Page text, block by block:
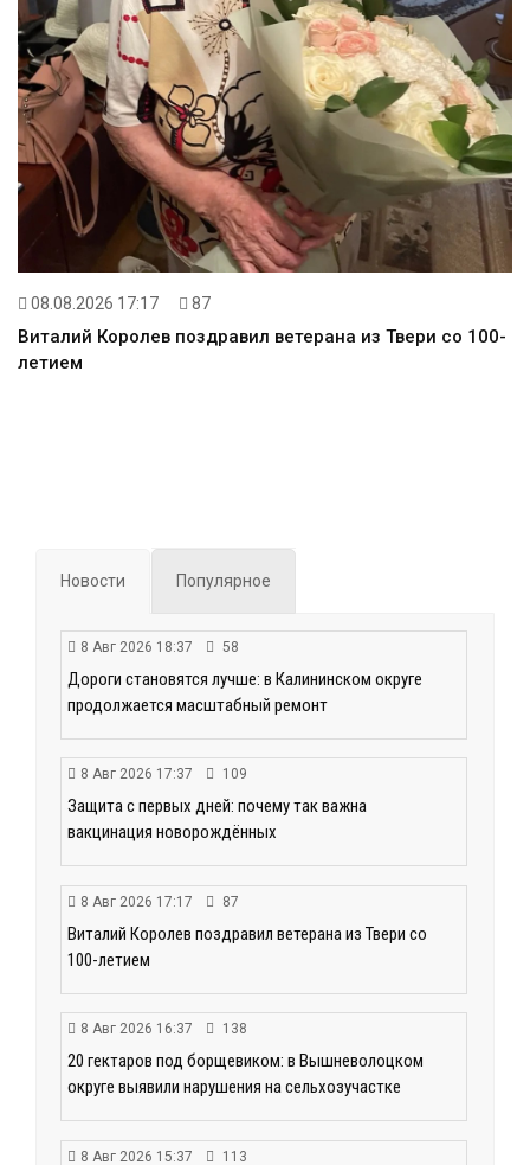
08.08.2026 17:17 87
Виталий Королев поздравил ветерана из Твери со 100-
летием
Новости Популярное
8 Авг 2026 18:37 58
Дороги становятся лучше: в Калининском округе
продолжается масштабный ремонт
8 Авг 2026 17:37 109
Защита с первых дней: почему так важна
вакцинация новорождённых
8 Авг 2026 17:17 87
Виталий Королев поздравил ветерана из Твери со
100-летием
8 Авг 2026 16:37 138
20 гектаров под борщевиком: в Вышневолоцком
округе выявили нарушения на сельхозучастке
8 Авг 2026 15:37 113